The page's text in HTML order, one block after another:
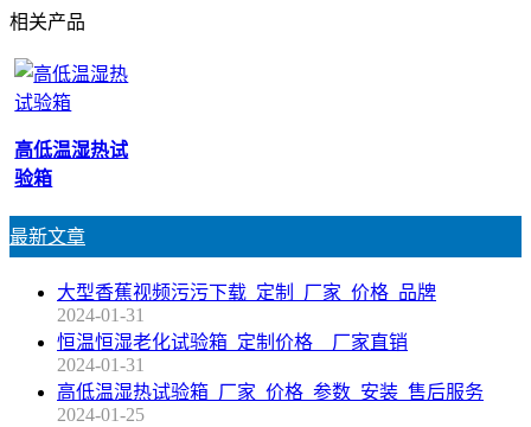
相关产品
高低温湿热试
验箱
最新文章
大型香蕉视频污污下载_定制_厂家_价格_品牌
2024-01-31
恒温恒湿老化试验箱_定制价格__厂家直销
2024-01-31
高低温湿热试验箱_厂家_价格_参数_安装_售后服务
2024-01-25